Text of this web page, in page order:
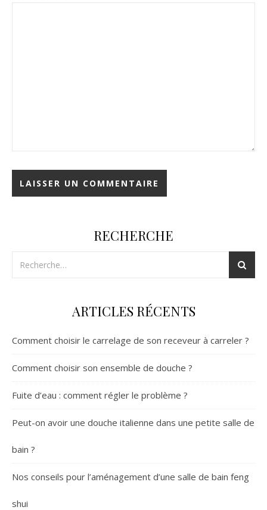
RECHERCHE
ARTICLES RÉCENTS
Comment choisir le carrelage de son receveur à carreler ?
Comment choisir son ensemble de douche ?
Fuite d’eau : comment régler le problème ?
Peut-on avoir une douche italienne dans une petite salle de
bain ?
Nos conseils pour l’aménagement d’une salle de bain feng
shui